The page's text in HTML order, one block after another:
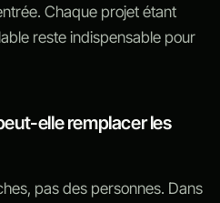
Chaque projet étant
reste indispensable pour
elle remplacer les
pas des personnes. Dans